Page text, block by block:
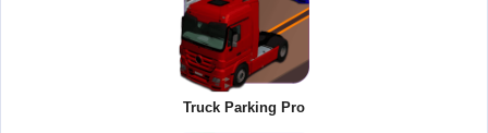
Truck Parking Pro